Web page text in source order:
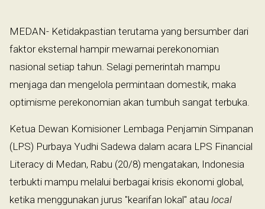
MEDAN- Ketidakpastian terutama yang bersumber dari
faktor eksternal hampir mewarnai perekonomian
nasional setiap tahun. Selagi pemerintah mampu
menjaga dan mengelola permintaan domestik, maka
optimisme perekonomian akan tumbuh sangat terbuka.
Ketua Dewan Komisioner Lembaga Penjamin Simpanan
(LPS) Purbaya Yudhi Sadewa dalam acara LPS Financial
Literacy di Medan, Rabu (20/8) mengatakan, Indonesia
terbukti mampu melalui berbagai krisis ekonomi global,
ketika menggunakan jurus "kearifan lokal" atau local